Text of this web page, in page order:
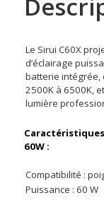
Le Sirui C60X
d’éclairage
batterie intégrée,
2500K à 6500K,
lumière
60W :
Compatibilité :
Puissance : 60 W